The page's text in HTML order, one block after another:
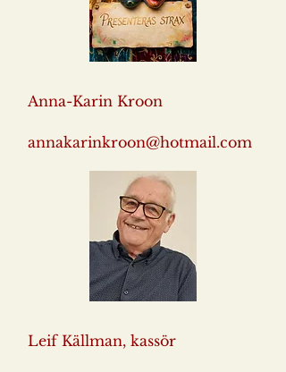
Anna-Karin Kroon
annakarinkroon@hotmail.com
Leif Källman, kassör